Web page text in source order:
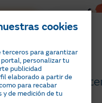
luz
cookies
terceros para garantizar
personalizar tu
publicidad
elaborado a partir de
para recabar
de medición de tu